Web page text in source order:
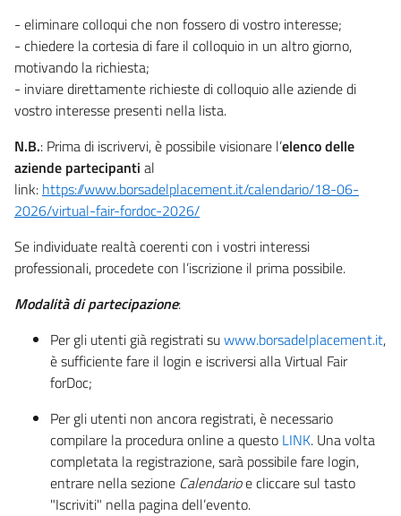
- eliminare colloqui che non fossero di vostro interesse;
- chiedere la cortesia di fare il colloquio in un altro giorno,
motivando la richiesta;
- inviare direttamente richieste di colloquio alle aziende di
vostro interesse presenti nella lista.
N.B.: Prima di iscrivervi, è possibile visionare l’elenco delle
aziende partecipanti al
link: https://www.borsadelplacement.it/calendario/18-06-
2026/virtual-fair-fordoc-2026/
Se individuate realtà coerenti con i vostri interessi
professionali, procedete con l’iscrizione il prima possibile.
Modalità di partecipazione:
Per gli utenti già registrati suwww.borsadelplacement.it,
è sufficiente fare il login e iscriversi alla Virtual Fair
forDoc;
Per gli utenti non ancora registrati, è necessario
compilare la procedura online a questo LINK. Una volta
completata la registrazione, sarà possibile fare login,
entrare nella sezione Calendarioe cliccare sul tasto
"Iscriviti" nella pagina dell’evento.